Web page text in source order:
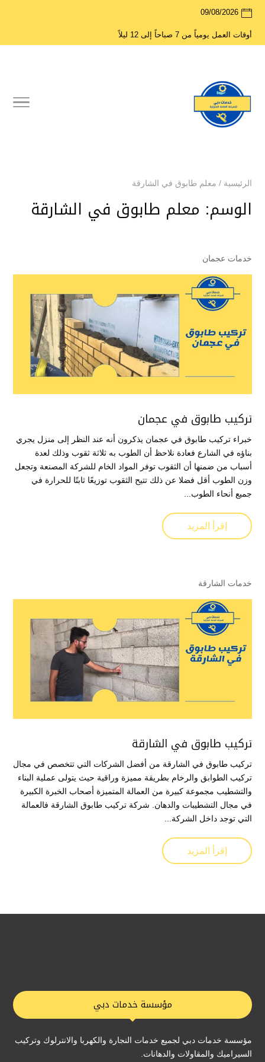
09/08/2026
أوقات العمل يومياً من 7 صباحاً إلى 12 ليلاً
الرئيسية / معلم طابوق في الشارقة
الوسم: معلم طابوق في الشارقة
خدمات عجمان
تركيب طابوق في عجمان
خبراء تركيب طابوق في عجمان يذكرون أنه عند النظر إلى منزل يجري
بناؤه في الشارع فعادة نلاحظ أن الطوب به ثلاثة ثقوب وذلك لعدة
أسباب من ضمنها أن الثقوب توفر المواد الخام للشركة المصنعة وتجعل
وزن الطوب أقل فضلا عن ذلك تتيح الثقوب توزيعًا ثابتًا للحرارة في
جميع أنحاء الطوب...
إقرأ المزيد
خدمات الشارقة
تركيب طابوق في الشارقة
تركيب طابوق في الشارقة من أفضل الشركات التي تتخصص في مجال
تركيب الطوابق والرخام بطريقة مميزة وراقية حيث يتولى عملية البناء
والتشطيب مجموعة كبيرة من العمالة المتميزة أصحاب الخبرة الكبيرة
في مجال التشطيبات والدهان. شركة تركيب طابوق الشارقة فالعمالة
التي توجد داخل الشركة...
إقرأ المزيد
مؤسسة خدمات دبي
مؤسسة خدمات دبي لجميع خدمات النجارة والكهربا والانترلوك وتركيب
السيراميك والمقاولات والدهانات.